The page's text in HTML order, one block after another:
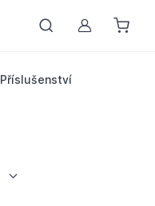
Můj účet
Příslušenství